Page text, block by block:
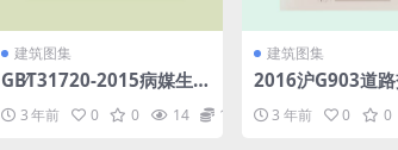
建筑图集
GB∕T31720-2015病媒生
物抗药性治理总则.pdf
3 年前 0 0 14 1.98
建筑图集
2016沪G903道路
志牌与支撑结构标
3 年前 0 0